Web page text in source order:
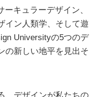
キュラーデザイン、
イン人類学、そして遊
Universityの5つのデ
の新しい地平を見出そ
、デザインが私たちの